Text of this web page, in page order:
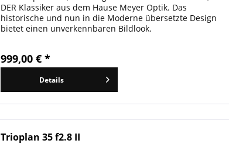
DER Klassiker aus dem Hause Meyer Optik. Das
historische und nun in die Moderne übersetzte Design
bietet einen unverkennbaren Bildlook.
999,00 € *
Details
Trioplan 35 f2.8 II